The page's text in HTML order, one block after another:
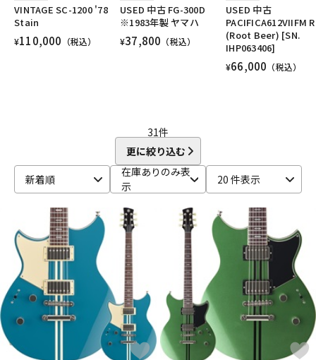
VINTAGE SC-1200 '78
Stain
¥110,000 （税込）
USED 中古 FG-300D
※1983年製 ヤマハ
¥37,800 （税込）
USED 中古
PACIFICA612VIIFM
(Root Beer) [SN.
IHP063406]
¥66,000 （税込）
31件
更に絞り込む
新着順
在庫ありのみ表
示
20 件表示